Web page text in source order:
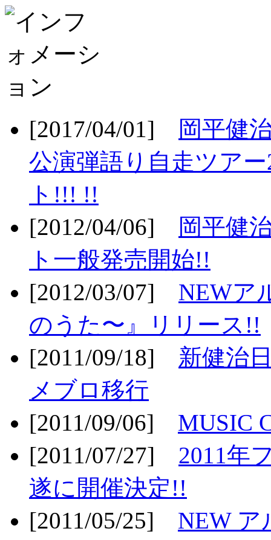
[2017/04/01]
岡平健
公演弾語り自走ツア
ト!!! !!
[2012/04/06]
岡平健
ト一般発売開始!!
[2012/03/07] NEWア
のうた〜』リリース!!
[2011/09/18] 新健治
メブロ移行
[2011/09/06] MUSIC
[2011/07/27] 2011年
遂に開催決定!!
[2011/05/25] NEW